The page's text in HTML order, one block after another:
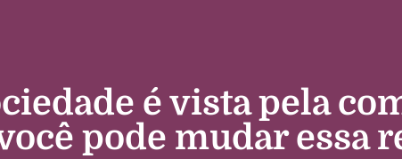
é vista pela
pode mudar essa